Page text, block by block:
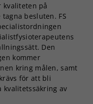
kvaliteten på
besluten. FS
Den
kommer
kring målen, samt
för att bli
av